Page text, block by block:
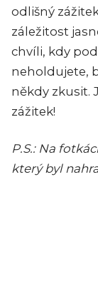
odlišný
záležitost
chvíli, kdy
neholdujete,
někdy zkusit.
zážitek!
P.S.: Na
který byl